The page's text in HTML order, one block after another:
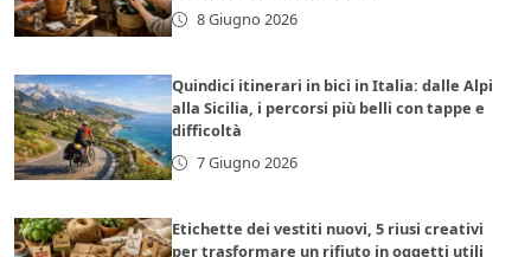
8 Giugno 2026
Quindici itinerari in bici in Italia: dalle Alpi
alla Sicilia, i percorsi più belli con tappe e
difficoltà
7 Giugno 2026
Etichette dei vestiti nuovi, 5 riusi creativi
per trasformare un rifiuto in oggetti utili